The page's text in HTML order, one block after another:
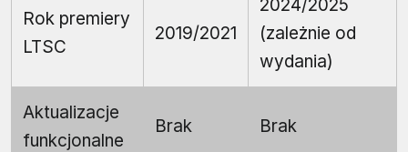
Rok premiery
LTSC
2019/2021
2024/2025
(zależnie od
wydania)
Aktualizacje
funkcjonalne
Brak Brak